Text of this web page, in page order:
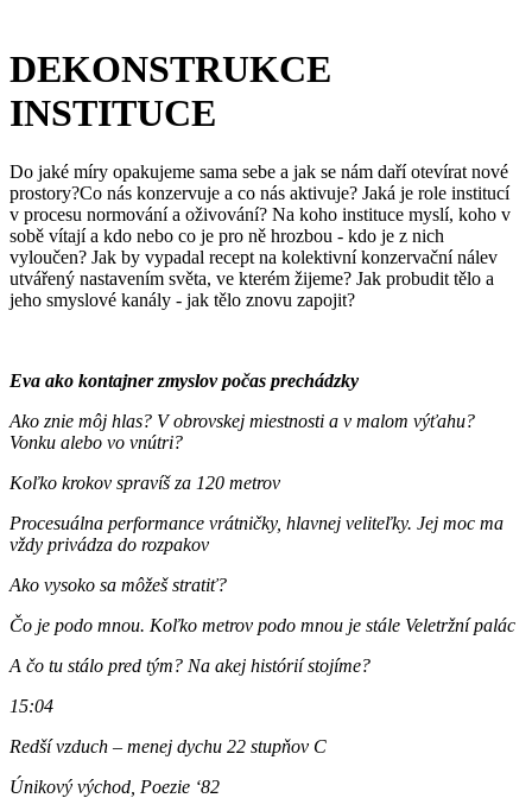
DEKONSTRUKCE
INSTITUCE
Do jaké míry opakujeme sama sebe a jak se nám daří otevírat nové
prostory?Co nás konzervuje a co nás aktivuje? Jaká je role institucí
v procesu normování a oživování? Na koho instituce myslí, koho v
sobě vítají a kdo nebo co je pro ně hrozbou - kdo je z nich
vyloučen? Jak by vypadal recept na kolektivní konzervační nálev
utvářený nastavením světa, ve kterém žijeme? Jak probudit tělo a
jeho smyslové kanály - jak tělo znovu zapojit?
Eva ako kontajner zmyslov počas prechádzky
Ako znie môj hlas? V obrovskej miestnosti a v malom výťahu?
Vonku alebo vo vnútri?
Koľko krokov spravíš za 120 metrov
Procesuálna performance vrátničky, hlavnej veliteľky. Jej moc ma
vždy privádza do rozpakov
Ako vysoko sa môžeš stratiť?
Čo je podo mnou. Koľko metrov podo mnou je stále Veletržní palác
A čo tu stálo pred tým? Na akej histórií stojíme?
15:04
Redší vzduch – menej dychu 22 stupňov C
Únikový východ, Poezie ‘82